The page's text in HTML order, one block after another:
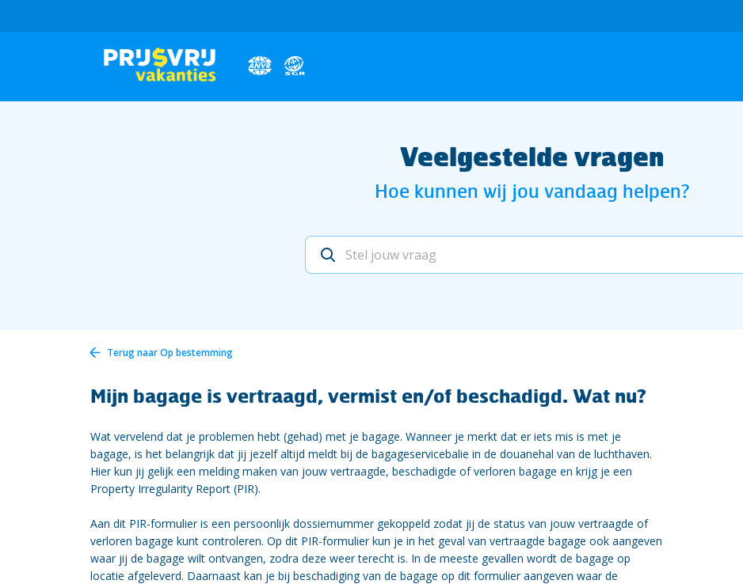
Veelgestelde vragen
Hoe kunnen wij jou vandaag helpen?
Terug naarOp bestemming
Mijn bagage is vertraagd, vermist en/of beschadigd. Wat nu?
Wat vervelend dat je problemen hebt (gehad) met je bagage. Wanneer je merkt dat er iets mis is met je
bagage, is het belangrijk dat jij jezelf altijd meldt bij de bagageservicebalie in de douanehal van de luchthaven.
Hier kun jij gelijk een melding maken van jouw vertraagde, beschadigde of verloren bagage en krijg je een
Property Irregularity Report (PIR).
Aan dit PIR-formulier is een persoonlijk dossiernummer gekoppeld zodat jij de status van jouw vertraagde of
verloren bagage kunt controleren. Op dit PIR-formulier kun je in het geval van vertraagde bagage ook aangeven
waar jij de bagage wilt ontvangen, zodra deze weer terecht is. In de meeste gevallen wordt de bagage op
locatie afgeleverd. Daarnaast kan je bij beschadiging van de bagage op dit formulier aangeven waar de